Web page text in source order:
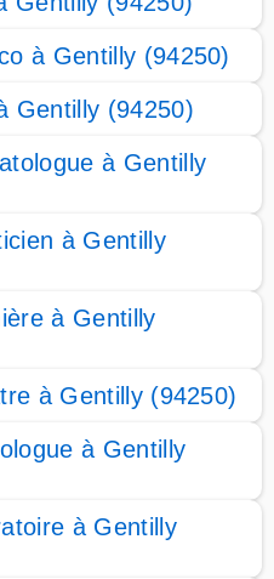
à Gentilly (94250)
Gentilly (94250)
à Gentilly
à Gentilly
à Gentilly
à Gentilly (94250)
à Gentilly
à Gentilly